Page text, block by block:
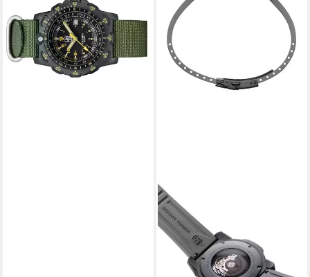
ab 349,00 € UVP645,00 €
-46%
lieferbar - in 2-3 Werktagen bei dir
LUMINOX
Taucheruhr XS.3862,
Herrenuhr für Taucher
Master Carbon Seal Limited
Edition Grau
1.295,00 €